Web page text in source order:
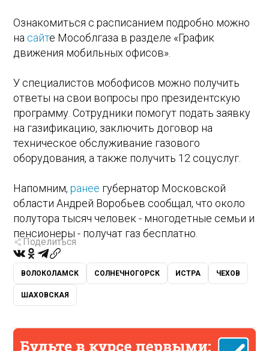
Ознакомиться с расписанием подробно можно
на сайте Мособлгаза в разделе «График
движения мобильных офисов».
У специалистов мобофисов можно получить
ответы на свои вопросы про президентскую
программу. Сотрудники помогут подать заявку
на газификацию, заключить договор на
техническое обслуживание газового
оборудования, а также получить 12 соцуслуг.
Напомним,ранее губернатор Московской
области Андрей Воробьев сообщал, что около
полутора тысяч человек - многодетные семьи и
пенсионеры - получат газ бесплатно.
Поделиться
ВОЛОКОЛАМСК СОЛНЕЧНОГОРСК ИСТРА ЧЕХОВ
ШАХОВСКАЯ